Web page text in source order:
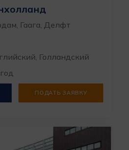
Гаага, Делфт
Голландский
ПОДАТЬ ЗАЯВКУ